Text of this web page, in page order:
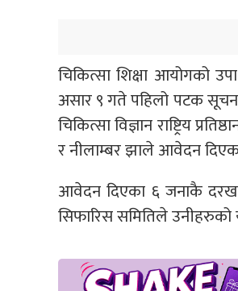
चिकित्सा शिक्षा आयोगको
असार ९ गते पहिलो पटक
चिकित्सा विज्ञान राष्ट्रिय
र नीलाम्बर झाले आवेदन
आवेदन दिएका ६ जनाकै
सिफारिस समितिले उनीहरुको